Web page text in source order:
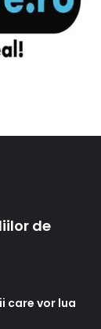
de
care vor lua